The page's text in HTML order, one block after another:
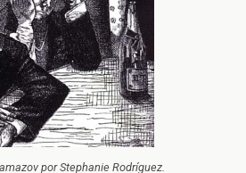
por Stephanie Rodríguez.